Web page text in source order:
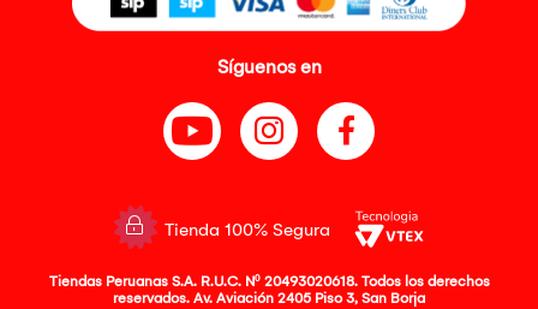
Síguenos en
Tienda 100% Segura
Tiendas Peruanas S.A. R.U.C. Nº 20493020618. Todos los derechos
reservados. Av. Aviación 2405 Piso 3, San Borja